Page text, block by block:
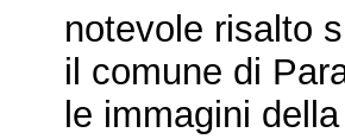
notevole risalto
il comune di
le immagini